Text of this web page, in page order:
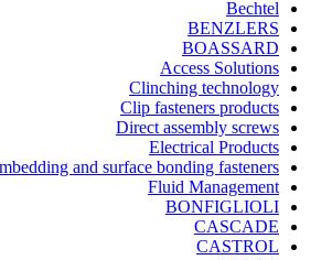
Bechtel
BENZLERS
BOASSARD
Access Solutions
Clinching technology
Clip fasteners products
Direct assembly screws
Electrical Products
Embedding and surface bonding fasteners
Fluid Management
BONFIGLIOLI
CASCADE
CASTROL